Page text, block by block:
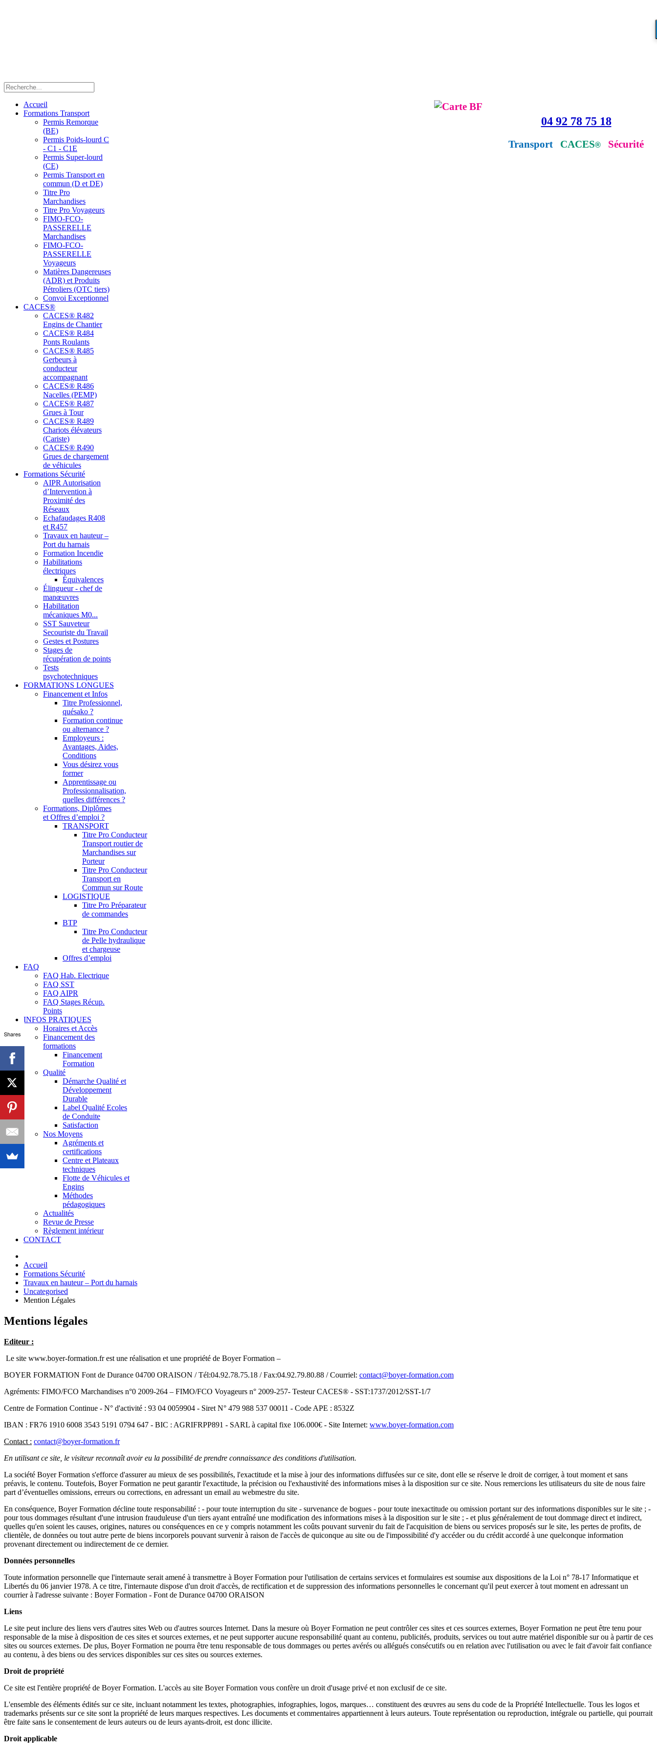
04 92 78 75 18
Transport CACES® Sécurité
Accueil
Formations Transport
Permis Remorque
(BE)
Permis Poids-lourd C
- C1 - C1E
Permis Super-lourd
(CE)
Permis Transport en
commun (D et DE)
Titre Pro
Marchandises
Titre Pro Voyageurs
FIMO-FCO-
PASSERELLE
Marchandises
FIMO-FCO-
PASSERELLE
Voyageurs
Matières Dangereuses
(ADR) et Produits
Pétroliers (OTC tiers)
Convoi Exceptionnel
CACES®
CACES® R482
Engins de Chantier
CACES® R484
Ponts Roulants
CACES® R485
Gerbeurs à
conducteur
accompagnant
CACES® R486
Nacelles (PEMP)
CACES® R487
Grues à Tour
CACES® R489
Chariots élévateurs
(Cariste)
CACES® R490
Grues de chargement
de véhicules
Formations Sécurité
AIPR Autorisation
d’Intervention à
Proximité des
Réseaux
Echafaudages R408
et R457
Travaux en hauteur –
Port du harnais
Formation Incendie
Habilitations
électriques
Équivalences
Élingueur - chef de
manœuvres
Habilitation
mécaniques M0...
SST Sauveteur
Secouriste du Travail
Gestes et Postures
Stages de
récupération de points
Tests
psychotechniques
FORMATIONS LONGUES
Financement et Infos
Titre Professionnel,
quésako ?
Formation continue
ou alternance ?
Employeurs :
Avantages, Aides,
Conditions
Vous désirez vous
former
Apprentissage ou
Professionnalisation,
quelles différences ?
Formations, Diplômes
et Offres d’emploi ?
TRANSPORT
Titre Pro Conducteur
Transport routier de
Marchandises sur
Porteur
Titre Pro Conducteur
Transport en
Commun sur Route
LOGISTIQUE
Titre Pro Préparateur
de commandes
BTP
Titre Pro Conducteur
de Pelle hydraulique
et chargeuse
Offres d’emploi
FAQ
FAQ Hab. Electrique
FAQ SST
FAQ AIPR
FAQ Stages Récup.
Points
INFOS PRATIQUES
Horaires et Accès
Financement des
formations
Financement
Formation
Qualité
Démarche Qualité et
Développement
Durable
Label Qualité Ecoles
de Conduite
Satisfaction
Nos Moyens
Agréments et
certifications
Centre et Plateaux
techniques
Flotte de Véhicules et
Engins
Méthodes
pédagogiques
Actualités
Revue de Presse
Règlement intérieur
CONTACT
Accueil
Formations Sécurité
Travaux en hauteur – Port du harnais
Uncategorised
Mention Légales
Mentions légales
Editeur :
Le site www.boyer-formation.fr est une réalisation et une propriété de Boyer Formation –
BOYER FORMATION Font de Durance 04700 ORAISON / Tél:04.92.78.75.18 / Fax:04.92.79.80.88 / Courriel: contact@boyer-formation.com
Agréments: FIMO/FCO Marchandises n°0 2009-264 – FIMO/FCO Voyageurs n° 2009-257- Testeur CACES® - SST:1737/2012/SST-1/7
Centre de Formation Continue - N° d'activité : 93 04 0059904 - Siret N° 479 988 537 00011 - Code APE : 8532Z
IBAN : FR76 1910 6008 3543 5191 0794 647 - BIC : AGRIFRPP891 - SARL à capital fixe 106.000€ - Site Internet: www.boyer-formation.com
Contact : contact@boyer-formation.fr
En utilisant ce site, le visiteur reconnaît avoir eu la possibilité de prendre connaissance des conditions d'utilisation.
La société Boyer Formation s'efforce d'assurer au mieux de ses possibilités, l'exactitude et la mise à jour des informations diffusées sur ce site, dont elle se réserve le droit de corriger, à tout moment et sans
préavis, le contenu. Toutefois, Boyer Formation ne peut garantir l'exactitude, la précision ou l'exhaustivité des informations mises à la disposition sur ce site. Nous remercions les utilisateurs du site de nous faire
part d’éventuelles omissions, erreurs ou corrections, en adressant un email au webmestre du site.
En conséquence, Boyer Formation décline toute responsabilité : - pour toute interruption du site - survenance de bogues - pour toute inexactitude ou omission portant sur des informations disponibles sur le site ; -
pour tous dommages résultant d'une intrusion frauduleuse d'un tiers ayant entraîné une modification des informations mises à la disposition sur le site ; - et plus généralement de tout dommage direct et indirect,
quelles qu'en soient les causes, origines, natures ou conséquences en ce y compris notamment les coûts pouvant survenir du fait de l'acquisition de biens ou services proposés sur le site, les pertes de profits, de
clientèle, de données ou tout autre perte de biens incorporels pouvant survenir à raison de l'accès de quiconque au site ou de l'impossibilité d'y accéder ou du crédit accordé à une quelconque information
provenant directement ou indirectement de ce dernier.
Données personnelles
Toute information personnelle que l'internaute serait amené à transmettre à Boyer Formation pour l'utilisation de certains services et formulaires est soumise aux dispositions de la Loi n° 78-17 Informatique et
Libertés du 06 janvier 1978. A ce titre, l'internaute dispose d'un droit d'accès, de rectification et de suppression des informations personnelles le concernant qu'il peut exercer à tout moment en adressant un
courrier à l'adresse suivante : Boyer Formation - Font de Durance 04700 ORAISON
Liens
Le site peut inclure des liens vers d'autres sites Web ou d'autres sources Internet. Dans la mesure où Boyer Formation ne peut contrôler ces sites et ces sources externes, Boyer Formation ne peut être tenu pour
responsable de la mise à disposition de ces sites et sources externes, et ne peut supporter aucune responsabilité quant au contenu, publicités, produits, services ou tout autre matériel disponible sur ou à partir de ces
sites ou sources externes. De plus, Boyer Formation ne pourra être tenu responsable de tous dommages ou pertes avérés ou allégués consécutifs ou en relation avec l'utilisation ou avec le fait d'avoir fait confiance
au contenu, à des biens ou des services disponibles sur ces sites ou sources externes.
Droit de propriété
Ce site est l'entière propriété de Boyer Formation. L'accès au site Boyer Formation vous confère un droit d'usage privé et non exclusif de ce site.
L'ensemble des éléments édités sur ce site, incluant notamment les textes, photographies, infographies, logos, marques… constituent des œuvres au sens du code de la Propriété Intellectuelle. Tous les logos et
trademarks présents sur ce site sont la propriété de leurs marques respectives. Les documents et commentaires appartiennent à leurs auteurs. Toute représentation ou reproduction, intégrale ou partielle, qui pourrait
être faite sans le consentement de leurs auteurs ou de leurs ayants-droit, est donc illicite.
Droit applicable
Shares